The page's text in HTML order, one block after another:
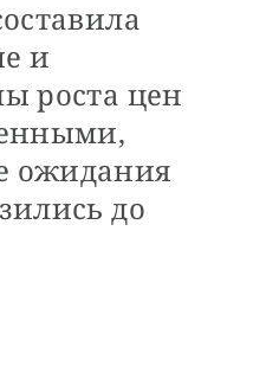
и
роста цен
ожидания
до